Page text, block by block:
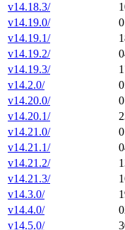
v14.18.3/
v14.19.0/
v14.19.1/
v14.19.2/
v14.19.3/
v14.2.0/
v14.20.0/
v14.20.1/
v14.21.0/
v14.21.1/
v14.21.2/
v14.21.3/
v14.3.0/
v14.4.0/
v14.5.0/